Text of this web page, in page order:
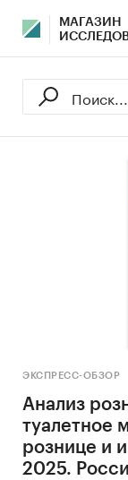
МАГАЗИН
ЭКСПРЕСС-ОБЗОР
Анализ
туалетное
рознице и
2025.